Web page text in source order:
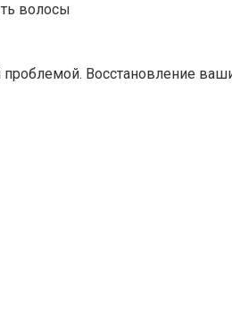
волосы
Восстановление